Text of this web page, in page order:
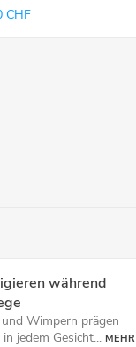
CHF
während
Wimpern prägen
jedem Gesicht... MEHR